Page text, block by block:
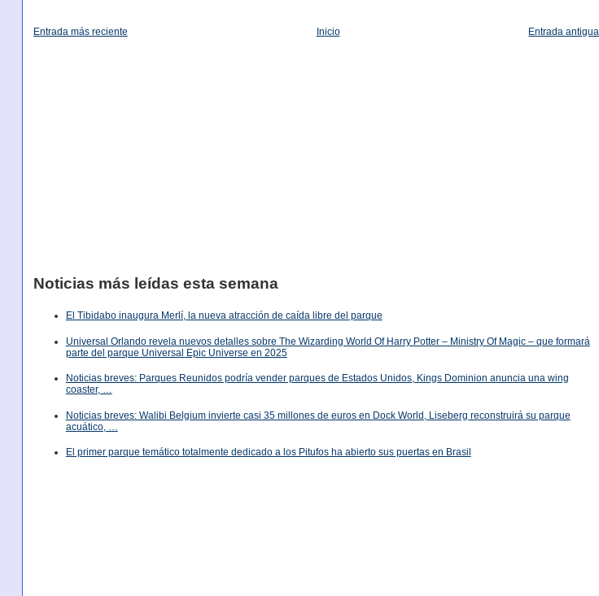
Entrada más reciente Entrada antigua
Inicio
Noticias más leídas esta semana
El Tibidabo inaugura Merlí, la nueva atracción de caída libre del parque
Universal Orlando revela nuevos detalles sobre The Wizarding World Of Harry Potter – Ministry Of Magic – que formará
parte del parque Universal Epic Universe en 2025
Noticias breves: Parques Reunidos podría vender parques de Estados Unidos, Kings Dominion anuncia una wing
coaster, …
Noticias breves: Walibi Belgium invierte casi 35 millones de euros en Dock World, Liseberg reconstruirá su parque
acuático, …
El primer parque temático totalmente dedicado a los Pitufos ha abierto sus puertas en Brasil